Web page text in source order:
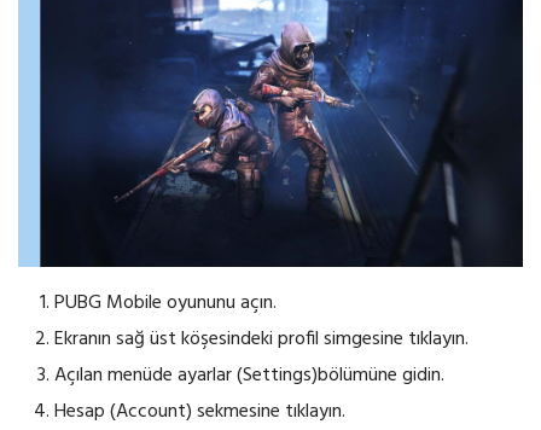
PUBG Mobile oyununu açın.
Ekranın sağ üst köşesindeki profil simgesine tıklayın.
Açılan menüde ayarlar (Settings)bölümüne gidin.
Hesap (Account) sekmesine tıklayın.